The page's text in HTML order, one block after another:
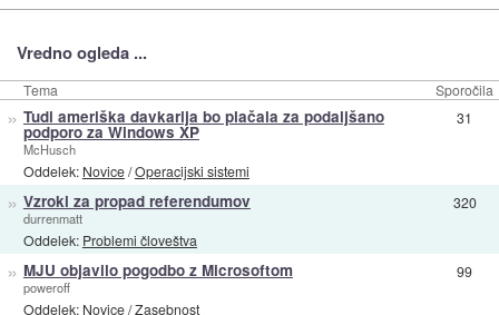
Vredno ogleda ...
Tema Sporočila
» Tudi ameriška davkarija bo plačala za podaljšano
podporo za Windows XP
McHusch
Oddelek: Novice/Operacijski sistemi
31
» Vzroki za propad referendumov
durrenmatt
Oddelek: Problemi človeštva
320
» MJU objavilo pogodbo z Microsoftom
poweroff
Oddelek: Novice/Zasebnost
99